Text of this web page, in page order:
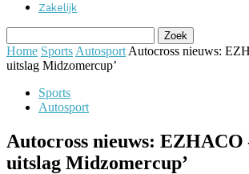
Zakelijk
Home Sports Autosport Autocross nieuws:
uitslag Midzomercup’
Sports
Autosport
Autocross nieuws: EZHACO
uitslag Midzomercup’